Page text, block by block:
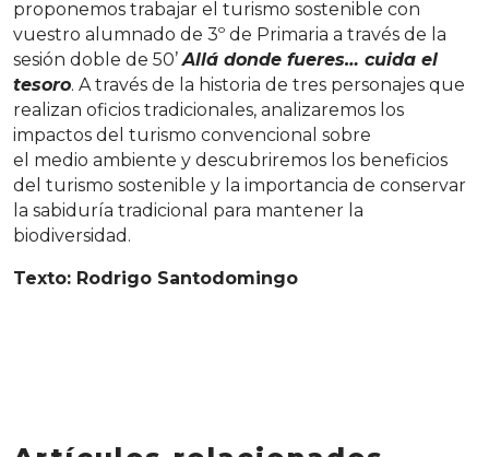
proponemos trabajar el turismo sostenible con
vuestro alumnado de 3º de Primaria a través de la
sesión doble de 50’Allá donde fueres… cuida el
tesoro. A través de la historia de tres personajes que
realizan oficios tradicionales, analizaremos los
impactos del turismo convencional sobre
el medio ambiente y descubriremos los beneficios
del turismo sostenible y la importancia de conservar
la sabiduría tradicional para mantener la
biodiversidad.
Texto: Rodrigo Santodomingo